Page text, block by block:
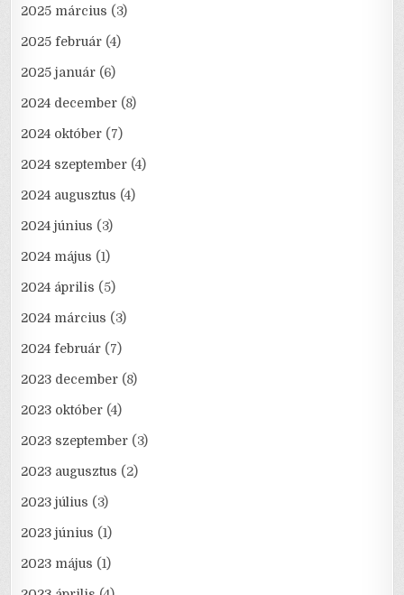
2025 március (3)
2025 február (4)
2025 január (6)
2024 december (8)
2024 október (7)
2024 szeptember (4)
2024 augusztus (4)
2024 június (3)
2024 május (1)
2024 április (5)
2024 március (3)
2024 február (7)
2023 december (8)
2023 október (4)
2023 szeptember (3)
2023 augusztus (2)
2023 július (3)
2023 június (1)
2023 május (1)